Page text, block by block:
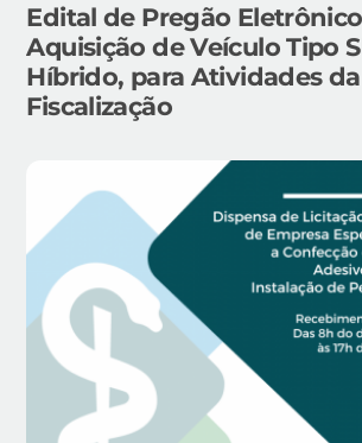
Edital de Pregão
Aquisição de Veículo Tipo
Híbrido, para Atividades da
Fiscalização